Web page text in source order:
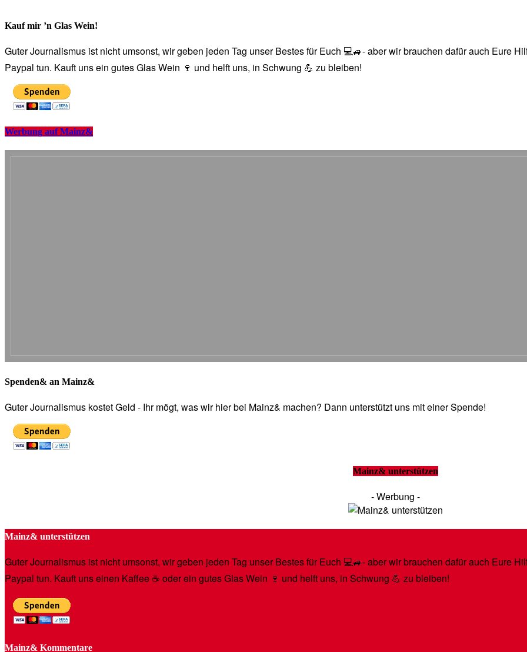
Kauf mir ’n Glas Wein!
Guter Journalismus ist nicht umsonst, wir geben jeden Tag unser Bestes für Euch 💻🚙- aber wir brauchen dafür auch Eure
Paypal tun. Kauft uns ein gutes Glas Wein 🍷 und helft uns, in Schwung 💪 zu bleiben!
Werbung auf Mainz&
Spenden& an Mainz&
Guter Journalismus kostet Geld - Ihr mögt, was wir hier bei Mainz& machen? Dann unterstützt uns mit einer Spende!
Mainz& unterstützen
- Werbung -
Mainz& unterstützen
Guter Journalismus ist nicht umsonst, wir geben jeden Tag unser Bestes für Euch 💻🚙- aber wir brauchen dafür auch Eure
Paypal tun. Kauft uns einen Kaffee ☕️ oder ein gutes Glas Wein 🍷 und helft uns, in Schwung 💪 zu bleiben!
Mainz& Kommentare